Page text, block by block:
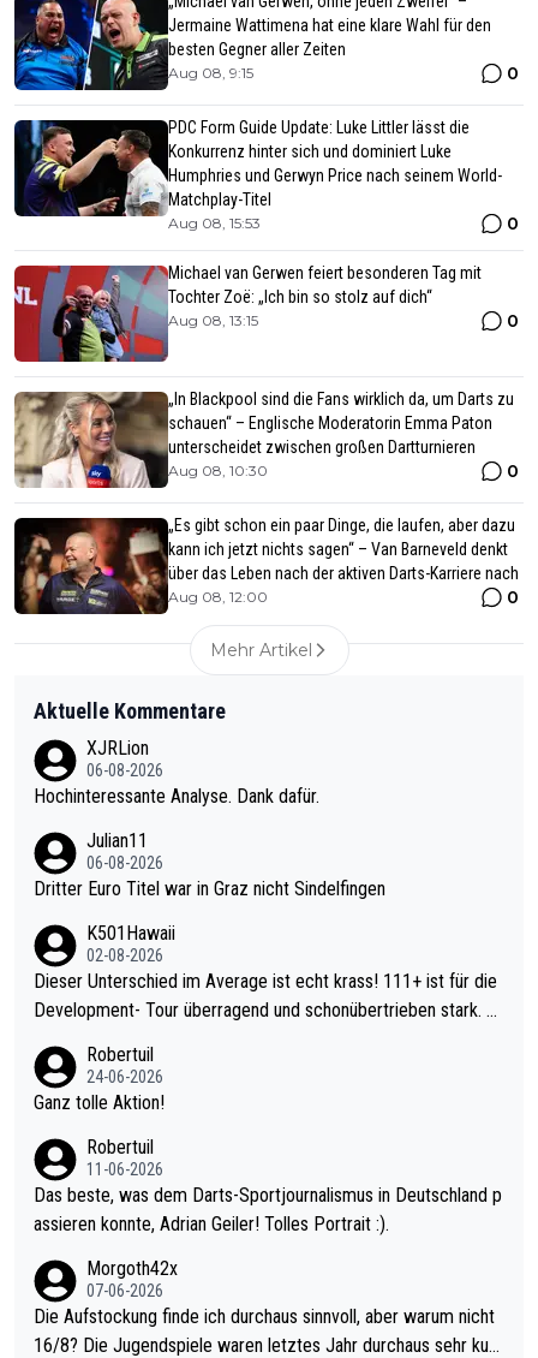
Jermaine Wattimena hat eine klare Wahl für den
besten Gegner aller Zeiten
Aug 08, 9:15 0
PDC Form Guide Update: Luke Littler lässt die
Konkurrenz hinter sich und dominiert Luke
Humphries und Gerwyn Price nach seinem World-
Matchplay-Titel
Aug 08, 15:53 0
Michael van Gerwen feiert besonderen Tag mit
Tochter Zoë: „Ich bin so stolz auf dich“
Aug 08, 13:15 0
„In Blackpool sind die Fans wirklich da, um Darts zu
schauen“ – Englische Moderatorin Emma Paton
unterscheidet zwischen großen Dartturnieren
Aug 08, 10:30 0
„Es gibt schon ein paar Dinge, die laufen, aber dazu
kann ich jetzt nichts sagen“ – Van Barneveld denkt
über das Leben nach der aktiven Darts-Karriere nach
Aug 08, 12:00 0
Mehr Artikel
Aktuelle Kommentare
XJRLion
06-08-2026
Hochinteressante Analyse. Dank dafür.
Julian11
06-08-2026
Dritter Euro Titel war in Graz nicht Sindelfingen
K501Hawaii
02-08-2026
Dieser Unterschied im Average ist echt krass! 111+ ist für die
Development- Tour überragend und schonübertrieben stark. U
mal 40+ erst recht. Da gewinnst keinen Blumentopf - ist ja noc
h krasser wie ein Pokalspiel eines Kreisligisten vs einem Bund
Robertuil
24-06-2026
Ganz tolle Aktion!
Robertuil
11-06-2026
Das beste, was dem Darts-Sportjournalismus in Deutschland p
assieren konnte, Adrian Geiler! Tolles Portrait :).
Morgoth42x
07-06-2026
Die Aufstockung finde ich durchaus sinnvoll, aber warum nicht
16/8? Die Jugendspiele waren letztes Jahr durchaus sehr kurz